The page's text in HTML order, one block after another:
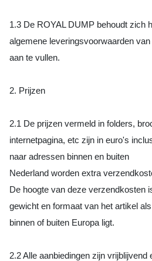
1.3 De ROYAL DUMP behoudt zich
algemene leveringsvoorwaarden
aan te vullen.
2. Prijzen
2.1 De prijzen vermeld in folders,
internetpagina, etc zijn in euro's
naar adressen binnen en buiten
Nederland worden extra
De hoogte van deze verzendkosten
gewicht en formaat van het artikel
binnen of buiten Europa ligt.
2.2 Alle aanbiedingen zijn